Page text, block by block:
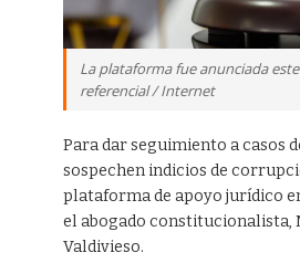
La plataforma fue anunciada
referencial / Internet
Para dar seguimiento a casos
sospechen indicios de
plataforma de apoyo jurídico
el abogado constitucionalista,
Valdivieso.